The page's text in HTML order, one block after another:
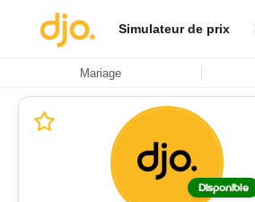
Simulateur de prix
Mariage
Disponible